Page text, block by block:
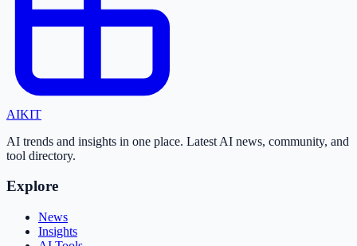
AIKIT
AI trends and insights in one place. Latest AI news, community, and
tool directory.
Explore
News
Insights